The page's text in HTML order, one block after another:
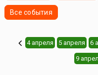
Все события
4 апреля 5 апреля 6
9